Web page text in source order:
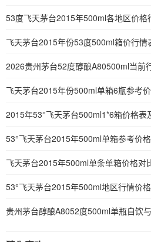
53度飞天茅台2015年500ml各地区价格
飞天茅台2015年份53度500ml箱价行情
2026贵州茅台52度醇酿A80500ml当前
飞天茅台2015年份500ml单箱6瓶参考
2015年53°飞天茅台500ml1*6箱价格表
53°飞天茅台2015年500ml单箱参考价
飞天茅台2015年500ml单条单箱价格对
53°飞天茅台2015年500ml地区行情价格
贵州茅台醇酿A8052度500ml单瓶自饮